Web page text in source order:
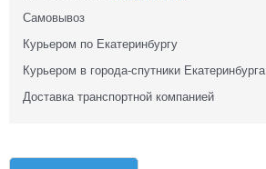
Самовывоз
Курьером по Екатеринбургу
Курьером в города-спутники Екатеринбурга
Доставка транспортной компанией